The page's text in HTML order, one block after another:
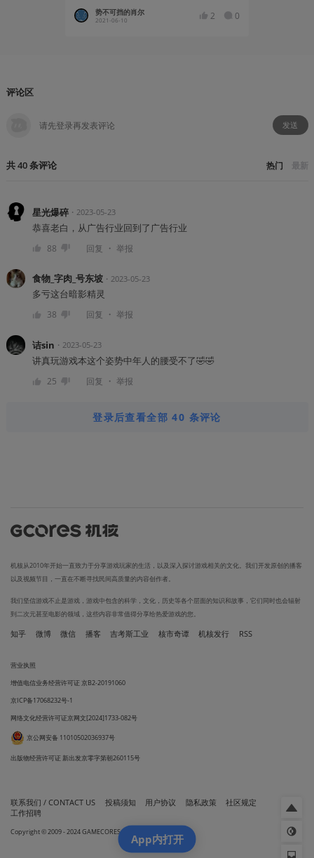
势不可挡的肖尔
2021-06-10 2 0
评论区
发送
共40条评论 热门 最新
星光爆碎・ 2023-05-23
恭喜老白，从广告行业回到了广告行业
88 回复 ・ 举报
食物_字肉_号东坡・ 2023-05-23
多亏这台暗影精灵
38 回复 ・ 举报
诘sin ・ 2023-05-23
讲真玩游戏本这个姿势中年人的腰受不了🤣🤣
25 回复 ・ 举报
登录后查看全部 40 条评论
机核从2010年开始一直致力于分享游戏玩家的生活，以及深入探讨游戏相关的文化。我们开发原创的播客
以及视频节目，一直在不断寻找民间高质量的内容创作者。
我们坚信游戏不止是游戏，游戏中包含的科学，文化，历史等各个层面的知识和故事，它们同时也会辐射
到二次元甚至电影的领域，这些内容非常值得分享给热爱游戏的您。
知乎 微博 微信 播客 吉考斯工业 核市奇谭 机核发行 RSS
营业执照
增值电信业务经营许可证 京B2-20191060
京ICP备17068232号-1
网络文化经营许可证京网文[2024]1733-082号
京公网安备 11010502036937号
出版物经营许可证 新出发京零字第朝260115号
联系我们 / CONTACT US 投稿须知 用户协议 隐私政策
社区规定
工作招聘
Copyright © 2009 - 2024 GAMECORES. All Rights Reserved
App内打开